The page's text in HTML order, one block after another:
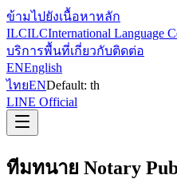
ข้ามไปยังเนื้อหาหลัก
ILCILCInternational Language
บริการพื้นที่เกี่ยวกับติดต่อ
ENEnglish
ไทยENDefault: th
LINE Official
ทีมทนาย Notary